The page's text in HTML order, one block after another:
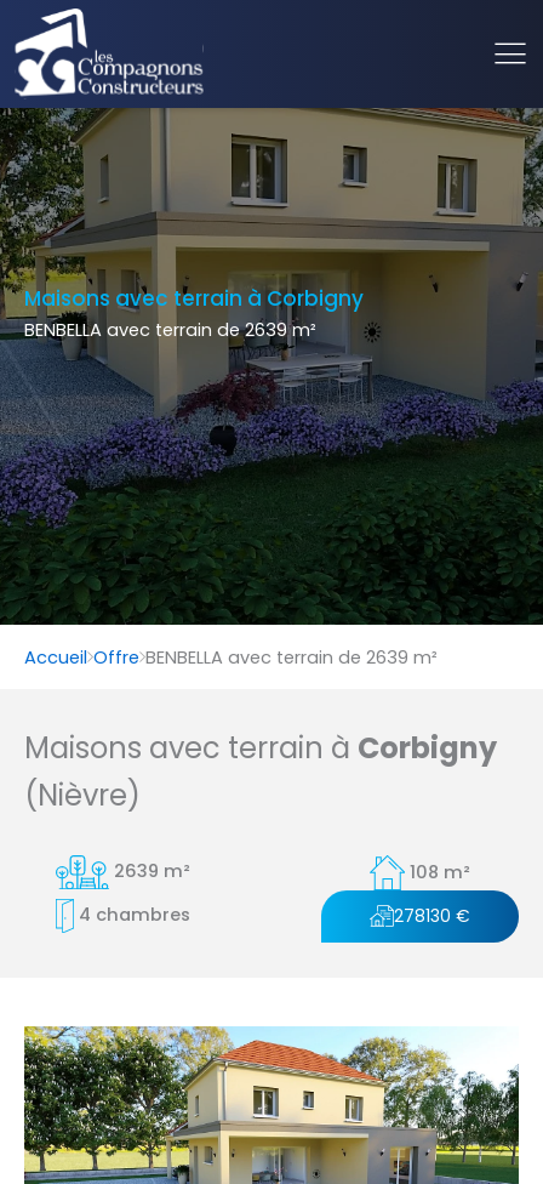
Maisons avec terrain à Corbigny
BENBELLA avec terrain de 2639 m²
Accueil Offre BENBELLA avec terrain de 2639 m²
Maisons avec terrain à Corbigny
(Nièvre)
2639 m²
108 m²
4 chambres
278130 €